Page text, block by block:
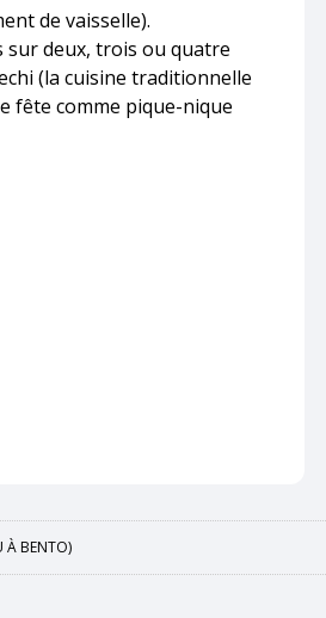
de vaisselle).
sur deux, trois ou quatre
(la cuisine traditionnelle
fête comme pique-nique
À BENTO)